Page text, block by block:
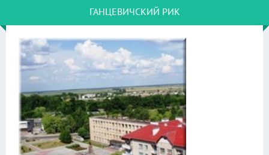
ГАНЦЕВИЧСКИЙ РИК